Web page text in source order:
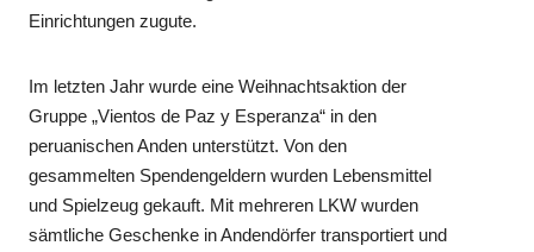
Einrichtungen zugute.
Im letzten Jahr wurde eine Weihnachtsaktion der
Gruppe „Vientos de Paz y Esperanza“ in den
peruanischen Anden unterstützt. Von den
gesammelten Spendengeldern wurden Lebensmittel
und Spielzeug gekauft. Mit mehreren LKW wurden
sämtliche Geschenke in Andendörfer transportiert und